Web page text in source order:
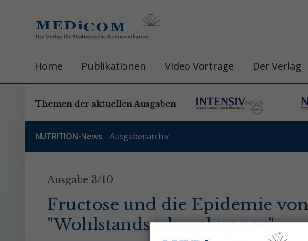
Home Publikationen Video Vorträge Der Verlag
Themen der aktuellen Ausgaben
NUTRITION-News Ausgabenarchiv
Ausgabe 3/10
Fructose und die Epidemie von
"Wohlstandserkrankungen":